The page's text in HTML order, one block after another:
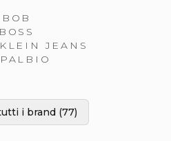
BOB
BOSS
JEANS
i brand(77)